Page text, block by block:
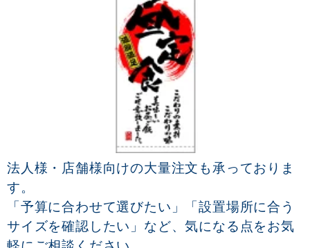
法人様・店舗様向けの大量注文も承っておりま
す。
「予算に合わせて選びたい」「設置場所に合う
サイズを確認したい」など、気になる点をお気